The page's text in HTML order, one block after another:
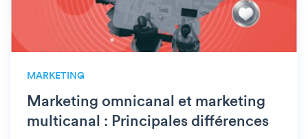
MARKETING
Marketing omnicanal et marketing
multicanal : Principales différences